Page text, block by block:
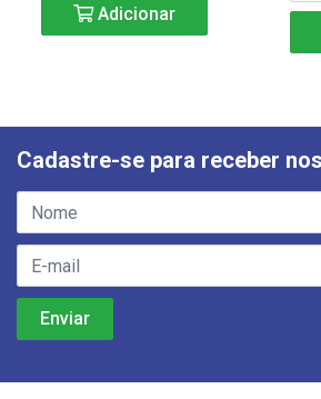
Adicionar
Cadastre-se para receber